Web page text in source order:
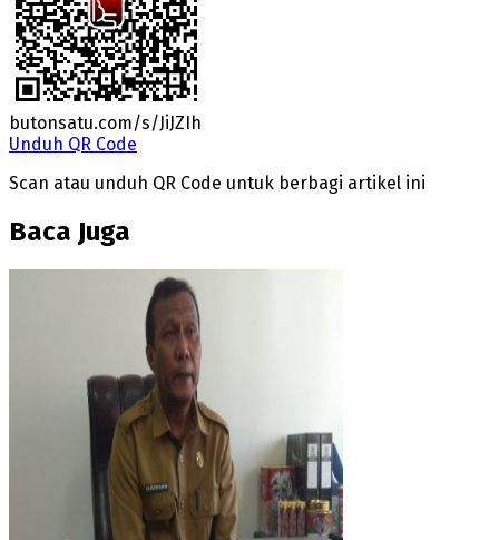
butonsatu.com/s/JiJZIh
Unduh QR Code
Scan atau unduh QR Code untuk berbagi artikel ini
Baca Juga